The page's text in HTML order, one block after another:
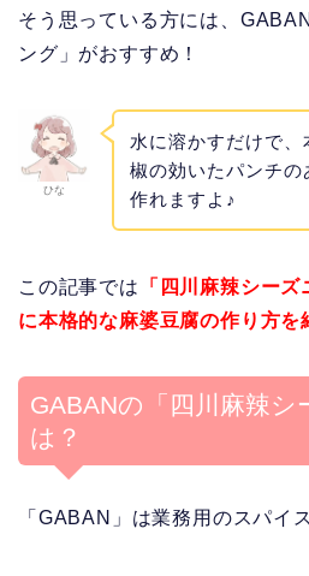
そう思っている方には、
ング」がおすすめ！
ひな
水に溶かすだけで
椒の効いたパンチ
作れますよ♪
この記事では
「四川麻辣シー
に本格的な麻婆豆腐の作り方を
GABANの「四川麻辣シ
は？
「GABAN」は業務用のスパイ